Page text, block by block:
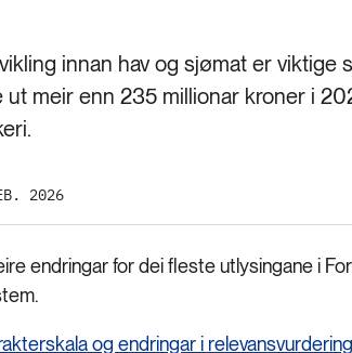
innan hav og sjømat er viktige
ut meir enn 235 millionar kroner i
2026
endringar for dei fleste utlysingane i
og endringar i